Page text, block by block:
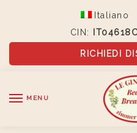
Italiano
CIN:
RICHIEDI
MENU